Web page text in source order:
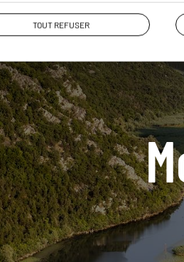
TOUT REFUSER